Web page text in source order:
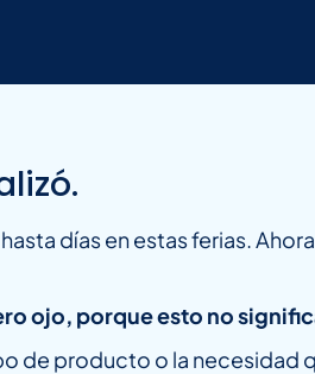
días en estas ferias.
ojo, porque esto no
de producto o la necesidad